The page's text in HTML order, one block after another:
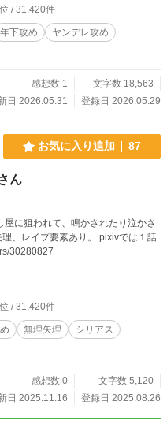
位 / 31,420件
年下攻め
ヤンデレ攻め
感想数 1
文字数 18,563
日 2026.05.31
登録日 2026.05.29
お気に入り追加 87
ん
に狙われて、鳴かされたり泣かさ
、レイプ要素あり。 pixivでは１話
30280827
位 / 31,420件
無理矢理
シリアス
感想数 0
文字数 5,120
日 2025.11.16
登録日 2025.08.26